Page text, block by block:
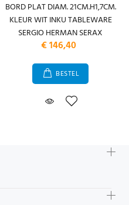
BORD PLAT DIAM. 21CM.H1,7CM.
KLEUR WIT INKU TABLEWARE
SERGIO HERMAN SERAX
€ 146,40
BESTEL